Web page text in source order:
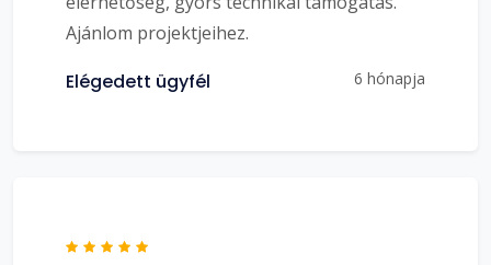
Ajánlom projektjeihez.
Elégedett ügyfél 6 hónapja